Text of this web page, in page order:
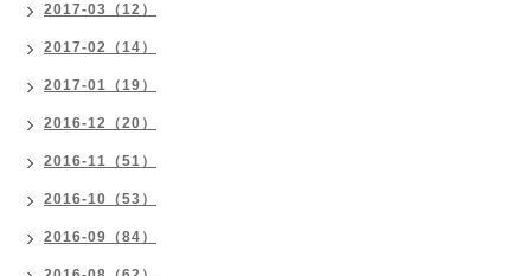
2017-03（12）
2017-02（14）
2017-01（19）
2016-12（20）
2016-11（51）
2016-10（53）
2016-09（84）